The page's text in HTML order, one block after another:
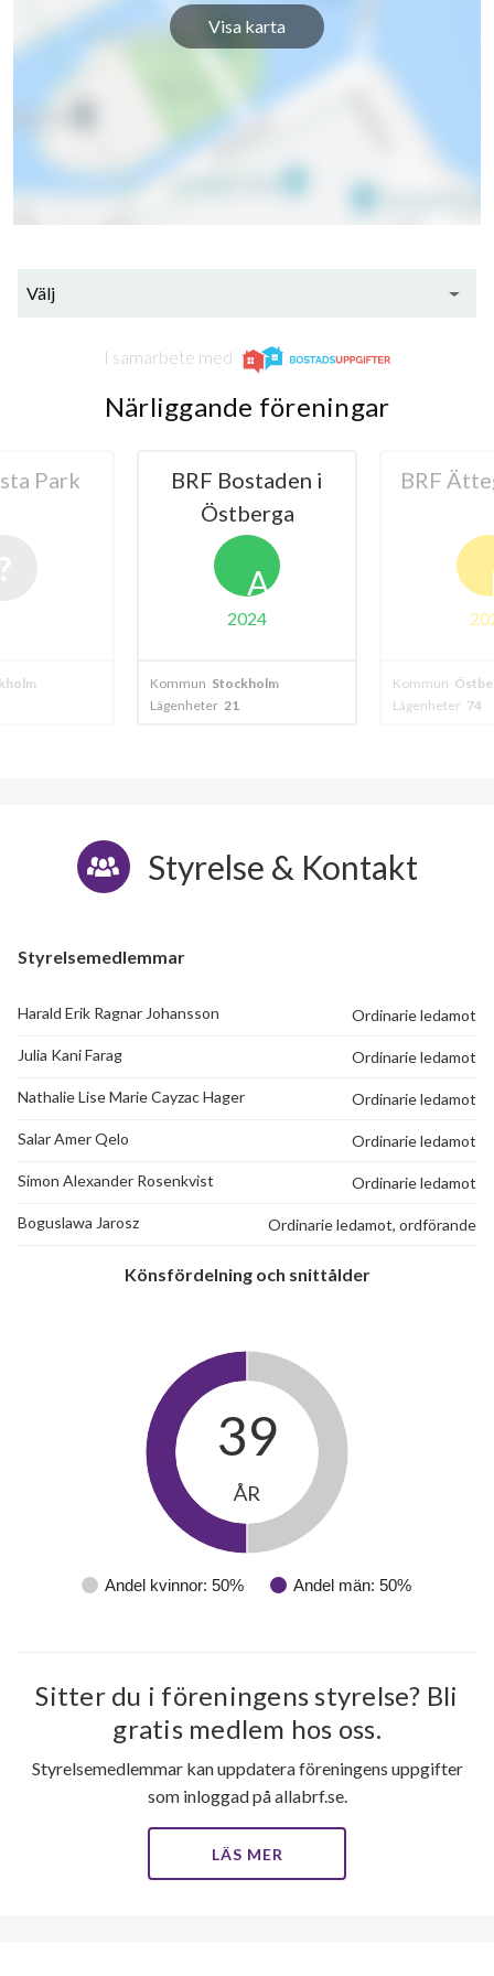
Visa karta
Välj
I samarbete med
Närliggande föreningar
Park
BRF Bostaden i
Östberga
A
2024
Kommun Stockholm
Lägenheter 21
BRF
Kommun
Lägenheter 74
Styrelse & Kontakt
Styrelsemedlemmar
Harald Erik Ragnar Johansson Ordinarie ledamot
Julia Kani Farag Ordinarie ledamot
Nathalie Lise Marie Cayzac Hager Ordinarie ledamot
Salar Amer Qelo Ordinarie ledamot
Simon Alexander Rosenkvist Ordinarie ledamot
Boguslawa Jarosz Ordinarie ledamot, ordförande
Könsfördelning och snittålder
Andel kvinnor: 50% Andel män: 50%
39
ÅR
Sitter du i föreningens styrelse? Bli
gratis medlem hos oss.
Styrelsemedlemmar kan uppdatera föreningens uppgifter
som inloggad på allabrf.se.
LÄS MER